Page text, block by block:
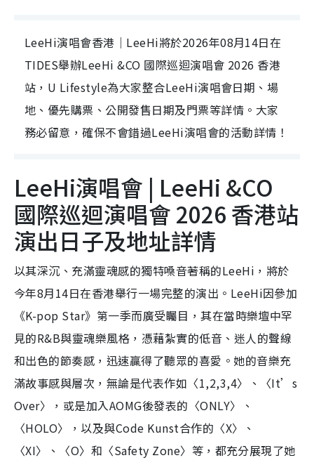
LeeHi演唱會香港｜LeeHi將於2026年08月14日在
TIDES舉辦LeeHi &CO 國際巡迴演唱會 2026 香港
站，U Lifestyle為大家整合LeeHi演唱會日期、場
地、優先購票、公開發售日期及門票等詳情。大家
務必留意，確保不會錯過LeeHi演唱會的活動詳情！
LeeHi演唱會 | LeeHi &CO
國際巡迴演唱會 2026 香港站
演出日子及地址詳情
以其深沉、充滿靈魂感的獨特嗓音著稱的LeeHi，將於
今年8月14日在香港舉行一場完整的演出。LeeHi因參加
《K-pop Star》第一季而廣受矚目，其在當時樂壇中罕
見的R&B與靈魂樂風格，憑藉紮實的低音、迷人的聲線
和出色的節奏感，迅速贏得了聽眾的喜愛。她的音樂充
滿故事感與層次，無論是代表作如〈1,2,3,4〉、〈It’s
Over〉，或是加入AOMG後發表的〈ONLY〉、
〈HOLO〉，以及與Code Kunst合作的〈X〉、
〈XI〉、〈O〉和〈Safety Zone〉等，都充分展現了她